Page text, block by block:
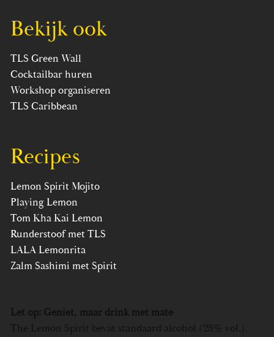
Recipes
Lemon Spirit Mojito
Playing Lemon
Tom Kha Kai Lemon
Runderstoof met TLS
LALA Lemonrita
Zalm Sashimi met Spirit
Bekijk ook
TLS Green Wall
Cocktailbar huren
Workshop organiseren
TLS Caribbean
Let op: Geniet, maar drink met mate
The Lemon Spirit bevat standaard alcohol (28% vol.).